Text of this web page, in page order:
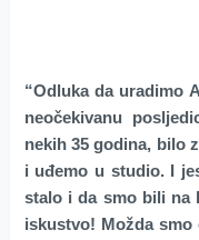
“Odluka da uradimo
neočekivanu
nekih 35 godina, bilo
i uđemo u studio. I
stalo i da smo bili na
iskustvo! Možda